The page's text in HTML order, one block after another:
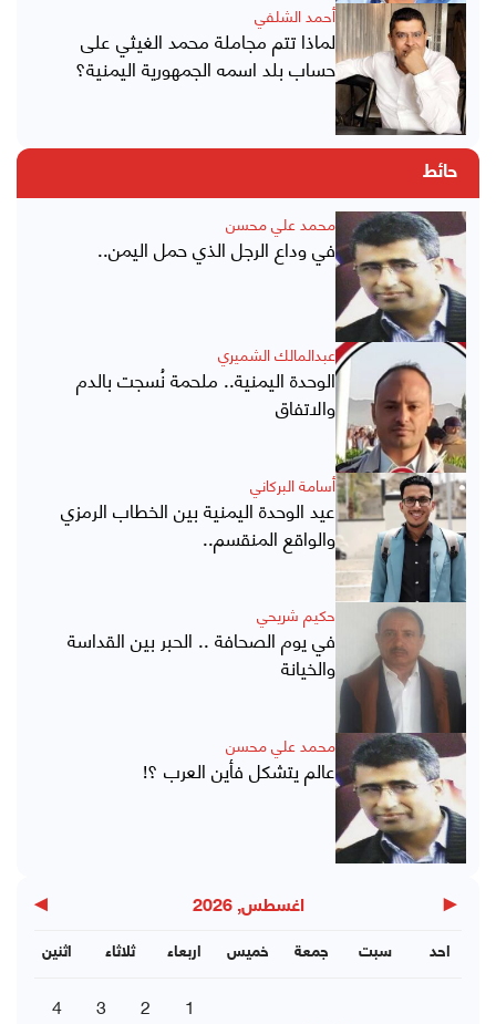
أحمد الشلفي
لماذا تتم مجاملة محمد الغيثي على
حساب بلد اسمه الجمهورية اليمنية؟
حائط
محمد علي محسن
في وداع الرجل الذي حمل اليمن..
عبدالمالك الشميري
الوحدة اليمنية.. ملحمة نُسجت بالدم
والاتفاق
أسامة البركاني
عيد الوحدة اليمنية بين الخطاب الرمزي
والواقع المنقسم..
حكيم شريحي
في يوم الصحافة .. الحبر بين القداسة
والخيانة
محمد علي محسن
عالم يتشكل فأين العرب ؟!
◀ اغسطس, 2026 ▶
اثنين ثلاثاء اربعاء خميس جمعة سبت احد
1
2
3
4